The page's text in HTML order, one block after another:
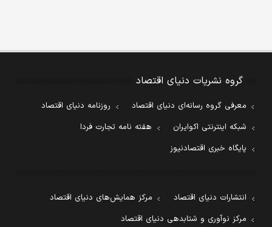
گروه نشریات دنیای اقتصاد
معرفی گروه رسانه‌ای دنیای اقتصاد
روزنامه دنیای اقتصاد
شبکه اینترنتی اکوایران
هفته نامه تجارت فردا
پایگاه خبری اقتصادنیوز
انتشارات دنیای اقتصاد
مرکز همایش‌های دنیای اقتصاد
مرکز نوآوری و شتابدهی دنیای اقتصاد